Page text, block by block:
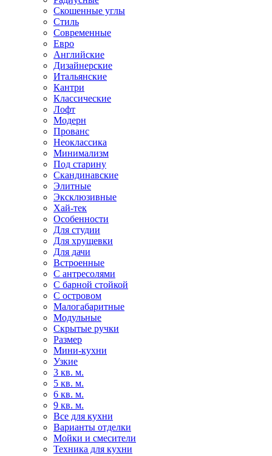
Скошенные углы
Стиль
Современные
Евро
Английские
Дизайнерские
Итальянские
Кантри
Классические
Лофт
Модерн
Прованс
Неоклассика
Минимализм
Под старину
Скандинавские
Элитные
Эксклюзивные
Хай-тек
Особенности
Для студии
Для хрущевки
Для дачи
Встроенные
С антресолями
С барной стойкой
С островом
Малогабаритные
Модульные
Скрытые ручки
Размер
Мини-кухни
Узкие
3 кв. м.
5 кв. м.
6 кв. м.
9 кв. м.
Все для кухни
Варианты отделки
Мойки и смесители
Техника для кухни